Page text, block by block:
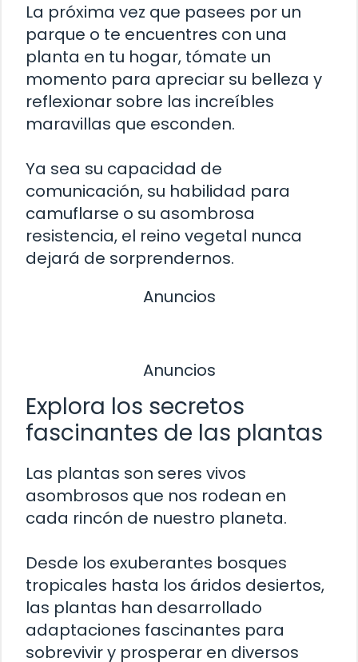
La próxima vez que pasees por un
parque o te encuentres con una
planta en tu hogar, tómate un
momento para apreciar su belleza y
reflexionar sobre las increíbles
maravillas que esconden.
Ya sea su capacidad de
comunicación, su habilidad para
camuflarse o su asombrosa
resistencia, el reino vegetal nunca
dejará de sorprendernos.
Anuncios
Anuncios
Explora los secretos
fascinantes de las plantas
Las plantas son seres vivos
asombrosos que nos rodean en
cada rincón de nuestro planeta.
Desde los exuberantes bosques
tropicales hasta los áridos desiertos,
las plantas han desarrollado
adaptaciones fascinantes para
sobrevivir y prosperar en diversos